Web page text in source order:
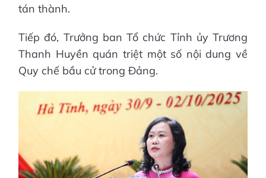
tán thành.
Tiếp đó, Trưởng ban Tổ chức Tỉnh ủy Trương
Thanh Huyền quán triệt một số nội dung về
Quy chế bầu cử trong Đảng.